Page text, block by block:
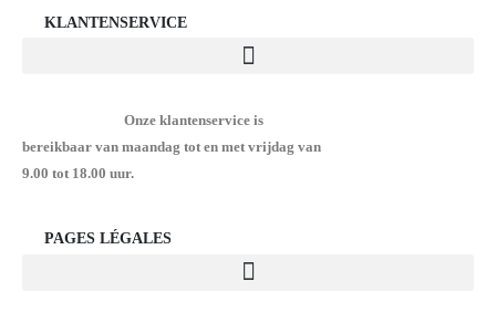
KLANTENSERVICE
Onze klantenservice is
bereikbaar van maandag tot en met vrijdag van
9.00 tot 18.00 uur.
PAGES LÉGALES